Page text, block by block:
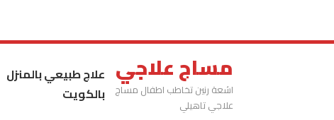
مساج علاجي
اشعة رنين تخاطب اطفال مساج
علاجي تاهيلي
علاج طبيعي بالمنزل
بالكويت